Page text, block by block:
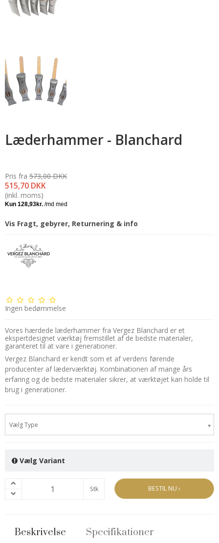
Læderhammer - Blanchard
Pris fra
515,70 DKK
573,00 DKK
(inkl. moms)
Vis Fragt, gebyrer, Returnering & info
Ingen bedømmelse
Vores hærdede læderhammer fra Vergez Blanchard er et
ekspertdesignet værktøj fremstillet af de bedste materialer,
garanteret til at vare i generationer.
Vergez Blanchard er kendt som et af verdens førende
producenter af læderværktøj. Kombinationen af mange års
erfaring og de bedste materialer sikrer, at værktøjet kan holde til
brug i generationer.
Vælg Type
Vælg Variant
Stk BESTIL NU ›
Beskrivelse
Specifikationer